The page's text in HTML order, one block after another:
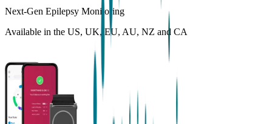
Next-Gen Epilepsy Monitoring
Available in the US, UK, EU, AU, NZ and CA